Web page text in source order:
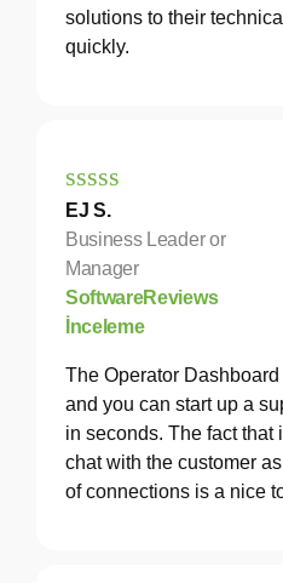
solutions to their
quickly.
EJ S.
Business Leader or
Manager
SoftwareReviews
İnceleme
The Operator
and you can start up a
in seconds. The fact that
chat with the customer
of connections is a nice